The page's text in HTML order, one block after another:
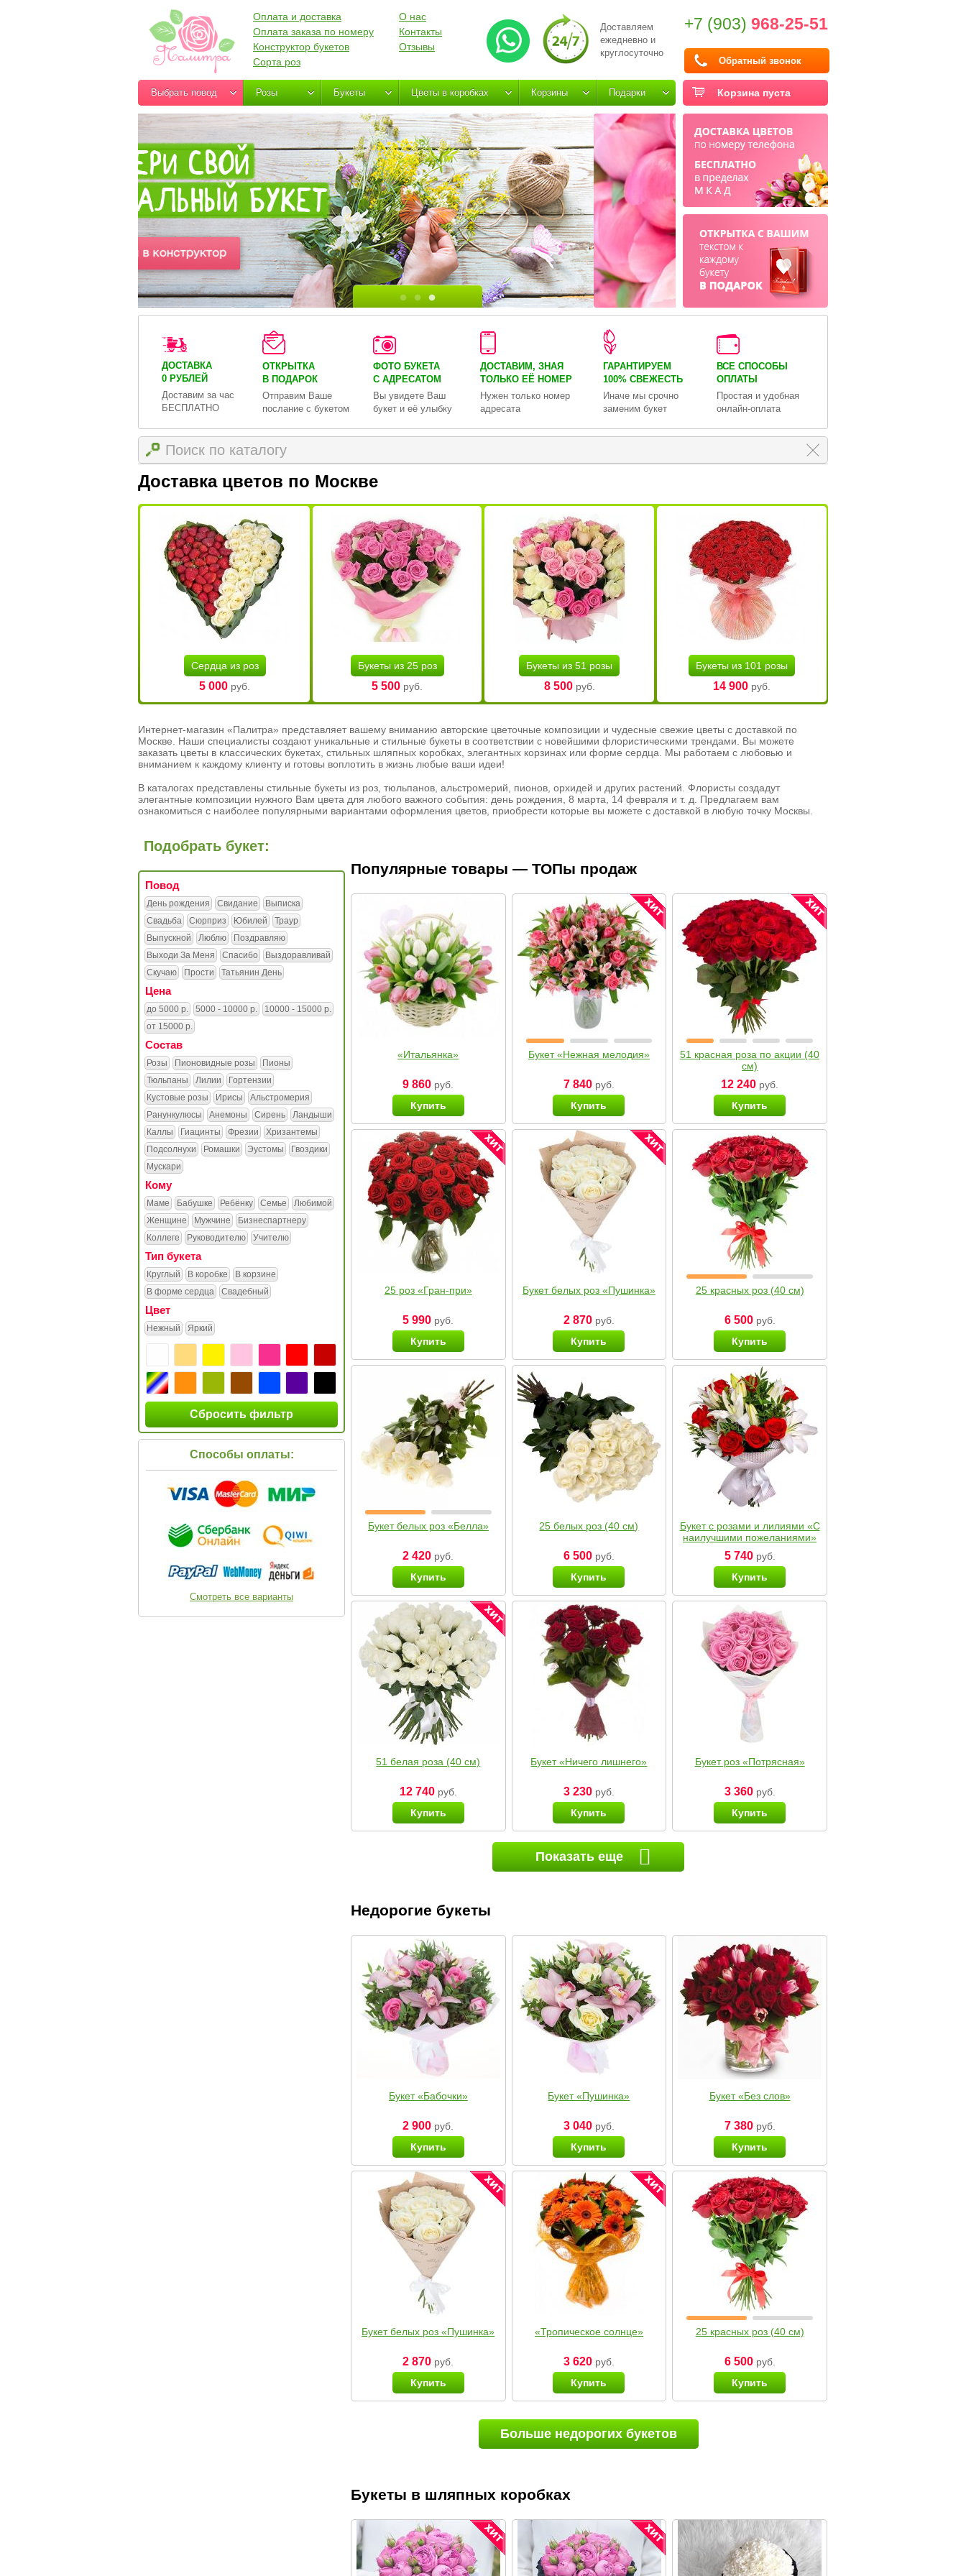
Доставляем
ежедневно и
круглосуточно
+7 (903) 968-25-51
Обратный звонок
Оплата и доставка
Оплата заказа по номеру
Конструктор букетов
Сорта роз
О нас
Контакты
Отзывы
Корзина пуста
Выбрать повод Розы Букеты Цветы в коробках Корзины Подарки
ДОСТАВКА
0 РУБЛЕЙ
Доставим за час
БЕСПЛАТНО
ОТКРЫТКА
В ПОДАРОК
Отправим Ваше
послание с букетом
ФОТО БУКЕТА
С АДРЕСАТОМ
Вы увидете Ваш
букет и её улыбку
ДОСТАВИМ, ЗНАЯ
ТОЛЬКО ЕЁ НОМЕР
Нужен только номер
адресата
ГАРАНТИРУЕМ
100% СВЕЖЕСТЬ
Иначе мы срочно
заменим букет
ВСЕ СПОСОБЫ
ОПЛАТЫ
Простая и удобная
онлайн-оплата
Доставка цветов по Москве
Сердца из роз
5 000 руб.
Букеты из 25 роз
5 500 руб.
Букеты из 51 розы
8 500руб.
Букеты из 101 розы
14 900руб.
Интернет-магазин «Палитра» представляет вашему вниманию авторские цветочные композиции и чудесные свежие цветы с доставкой по
Москве. Наши специалисты создают уникальные и стильные букеты в соответствии с новейшими флористическими трендами. Вы можете
заказать цветы в классических букетах, стильных шляпных коробках, элегантных корзинах или форме сердца. Мы работаем с любовью и
вниманием к каждому клиенту и готовы воплотить в жизнь любые ваши идеи!
В каталогах представлены стильные букеты из роз, тюльпанов, альстромерий, пионов, орхидей и других растений. Флористы создадут
элегантные композиции нужного Вам цвета для любого важного события: день рождения, 8 марта, 14 февраля и т. д. Предлагаем вам
ознакомиться с наиболее популярными вариантами оформления цветов, приобрести которые вы можете с доставкой в любую точку Москвы.
Подобрать букет:
Повод
День рождения Свидание
Выписка
Свадьба
Сюрприз Юбилей
Траур
Выпускной
Люблю
Поздравляю
Выходи За Меня
Спасибо
Выздоравливай
Скучаю
Прости Татьянин День
Цена
до 5000 р. 5000 - 10000 р.
10000 - 15000 р.
от 15000 р.
Состав
Розы Пионовидные розы
Пионы
Тюльпаны
Лилии
Гортензии
Кустовые розы
Ирисы
Альстромерия
Ранункулюсы
Анемоны Сирень
Ландыши
Каллы
Гиацинты Фрезии
Хризантемы
Подсолнухи
Ромашки Эустомы
Гвоздики
Мускари
Кому
Маме Бабушке Ребёнку Семье
Любимой
Женщине
Мужчине
Бизнеспартнеру
Коллеге
Руководителю Учителю
Тип букета
Круглый В коробке
В корзине
В форме сердца
Свадебный
Цвет
Нежный Яркий
Сбросить фильтр
Способы оплаты:
Смотреть все варианты
Популярные товары — ТОПы продаж
«Итальянка»
9 860 руб.
Купить
Букет «Нежная мелодия»
7 840руб.
Купить
51 красная роза по акции (40
см)
12 240 руб.
Купить
25 роз «Гран-при»
5 990 руб.
Купить
Букет белых роз «Пушинка»
2 870руб.
Купить
25 красных роз (40 см)
6 500руб.
Купить
Букет белых роз «Белла»
2 420 руб.
Купить
25 белых роз (40 см)
6 500руб.
Купить
Букет с розами и лилиями «С
наилучшими пожеланиями»
5 740руб.
Купить
51 белая роза (40 см)
12 740руб.
Купить
Букет «Ничего лишнего»
3 230руб.
Купить
Букет роз «Потрясная»
3 360руб.
Купить
Показать еще
Недорогие букеты
Букет «Бабочки»
2 900 руб.
Купить
Букет «Пушинка»
3 040руб.
Купить
Букет «Без слов»
7 380руб.
Купить
Букет белых роз «Пушинка»
2 870 руб.
Купить
«Тропическое солнце»
3 620руб.
Купить
25 красных роз (40 см)
6 500руб.
Купить
Больше недорогих букетов
Букеты в шляпных коробках